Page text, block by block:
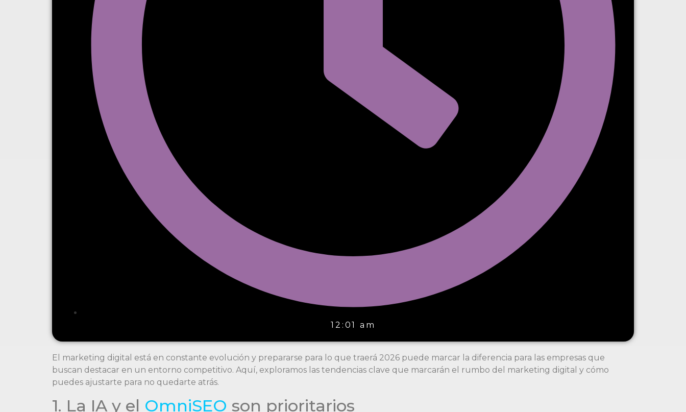
12:01 am
El marketing digital está en constante evolución y prepararse para lo que traerá 2026 puede marcar la diferencia para las empresas que
buscan destacar en un entorno competitivo. Aquí, exploramos las tendencias clave que marcarán el rumbo del marketing digital y cómo
puedes ajustarte para no quedarte atrás.
1. La IA y el OmniSEO son prioritarios